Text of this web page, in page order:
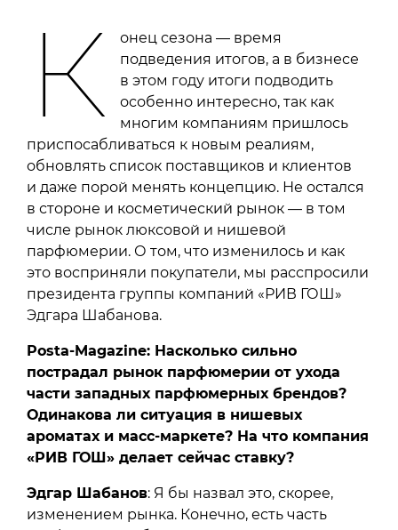
К
онец сезона — время
подведения итогов, а в бизнесе
в этом году итоги подводить
особенно интересно, так как
многим компаниям пришлось
приспосабливаться к новым реалиям,
обновлять список поставщиков и клиентов
и даже порой менять концепцию. Не остался
в стороне и косметический рынок — в том
числе рынок люксовой и нишевой
парфюмерии. О том, что изменилось и как
это восприняли покупатели, мы расспросили
президента группы компаний «РИВ ГОШ»
Эдгара Шабанова.
Posta-Magazine: Насколько сильно
пострадал рынок парфюмерии от ухода
части западных парфюмерных брендов?
Одинакова ли ситуация в нишевых
ароматах и масс-маркете? На что компания
«РИВ ГОШ» делает сейчас ставку?
Эдгар Шабанов: Я бы назвал это, скорее,
изменением рынка. Конечно, есть часть